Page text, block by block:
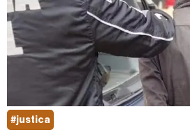
#justica